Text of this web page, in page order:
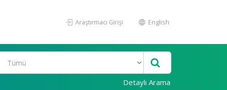
Araştırmacı Girişi English
Detaylı Arama